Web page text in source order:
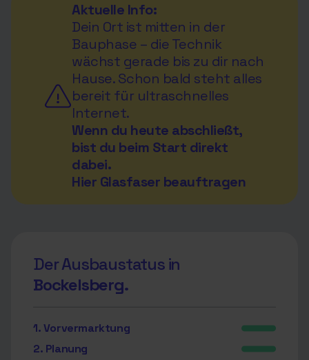
Aktuelle Info:
Dein Ort ist mitten in der
Bauphase – die Technik
wächst gerade bis zu dir nach
Hause. Schon bald steht alles
bereit für ultraschnelles
Internet.
Wenn du heute abschließt,
bist du beim Start direkt
dabei.
Hier Glasfaser beauftragen
Der Ausbaustatus in
Bockelsberg.
1. Vorvermarktung
2. Planung